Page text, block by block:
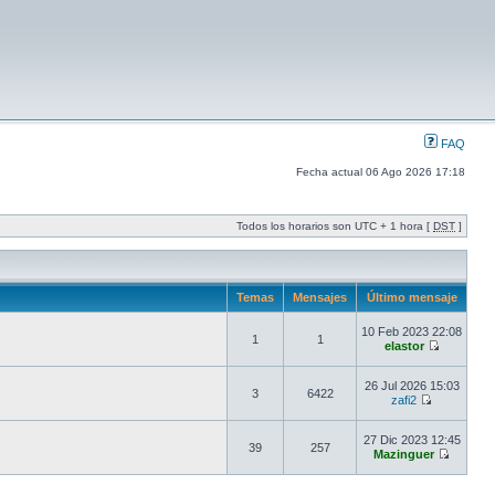
FAQ
Fecha actual 06 Ago 2026 17:18
Todos los horarios son UTC + 1 hora [ DST ]
Temas Mensajes Último mensaje
1 1
10 Feb 2023 22:08
elastor
3 6422
26 Jul 2026 15:03
zafi2
39 257
27 Dic 2023 12:45
Mazinguer